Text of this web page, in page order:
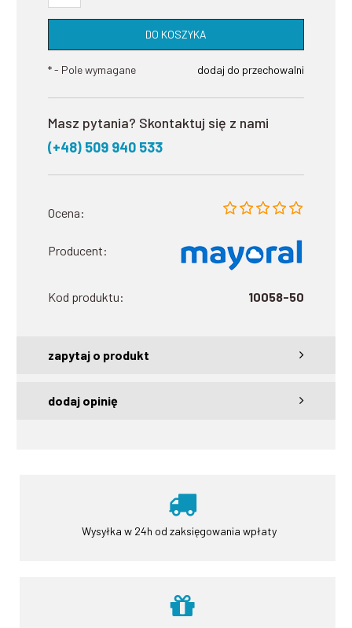
DO KOSZYKA
dodaj do przechowalni
*- Pole wymagane
Masz pytania? Skontaktuj się z nami
(+48) 509 940 533
Ocena:
Producent:
Kod produktu: 10058-50
zapytaj o produkt
dodaj opinię
Wysyłka w 24h od zaksięgowania wpłaty